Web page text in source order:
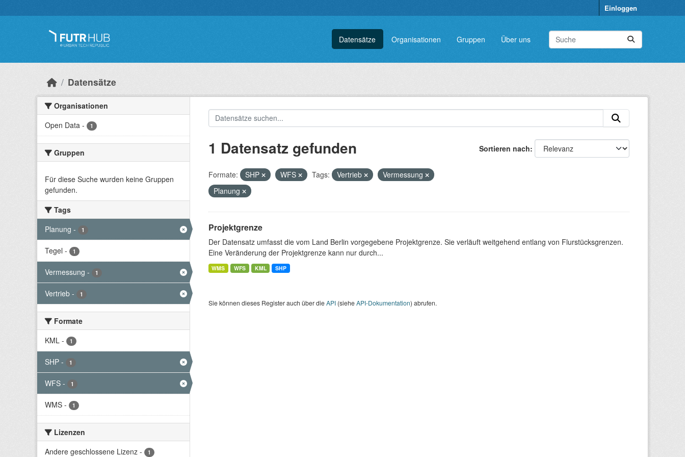
Einloggen
Datensätze Organisationen Gruppen Über uns
Datensätze
Organisationen
Open Data - 1
Gruppen
Für diese Suche wurden keine Gruppen
gefunden.
Tags
Planung - 1
Tegel - 1
Vermessung - 1
Vertrieb - 1
Formate
KML - 1
SHP - 1
WFS - 1
WMS - 1
Lizenzen
Andere geschlossene Lizenz - 1
Sortieren nach
1 Datensatz gefunden
Formate: SHP WFS Tags: Vertrieb
Vermessung
Planung
Projektgrenze
Der Datensatz umfasst die vom Land Berlin vorgegebene Projektgrenze. Sie verläuft weitgehend entlang von Flurstücksgrenzen.
Eine Veränderung der Projektgrenze kann nur durch...
WMS WFS KML SHP
Sie können dieses Register auch über dieAPI(sieheAPI-Dokumentation) abrufen.